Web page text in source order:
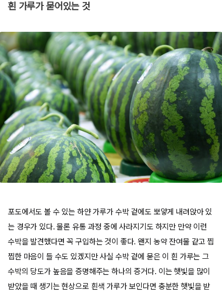
흰 가루가 묻어있는 것
포도에서도 볼 수 있는 하얀 가루가 수박 겉에도 뽀얗게 내려앉아 있
는 경우가 있다. 물론 유통 과정 중에 사라지기도 하지만 만약 이런
수박을 발견했다면 꼭 구입하는 것이 좋다. 왠지 농약 잔여물 같고 찝
찝한 마음이 들 수도 있겠지만 사실 수박 겉에 묻은 이 흰 가루는 그
수박의 당도가 높음을 증명해주는 하나의 증거다. 이는 햇빛을 많이
받았을 때 생기는 현상으로 흰색 가루가 보인다면 충분한 햇빛을 받